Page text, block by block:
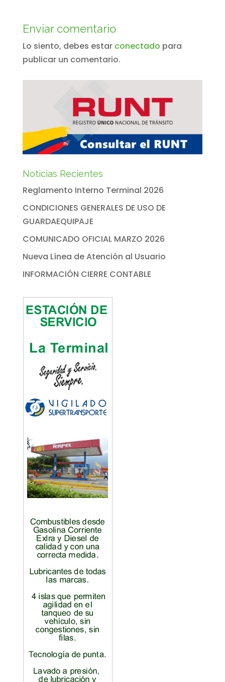
Enviar comentario
Lo siento, debes estar conectado para
publicar un comentario.
Noticias Recientes
Reglamento Interno Terminal 2026
CONDICIONES GENERALES DE USO DE
GUARDAEQUIPAJE
COMUNICADO OFICIAL MARZO 2026
Nueva Línea de Atención al Usuario
INFORMACIÓN CIERRE CONTABLE